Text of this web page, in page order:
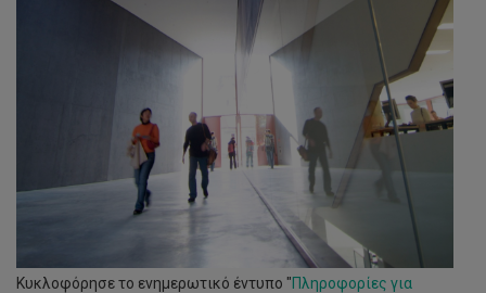
Κυκλοφόρησε το ενημερωτικό έντυπο "Πληροφορίες για